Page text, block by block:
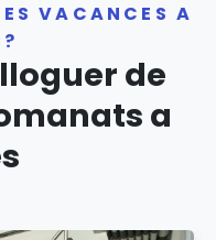
VACANCES A
de
a